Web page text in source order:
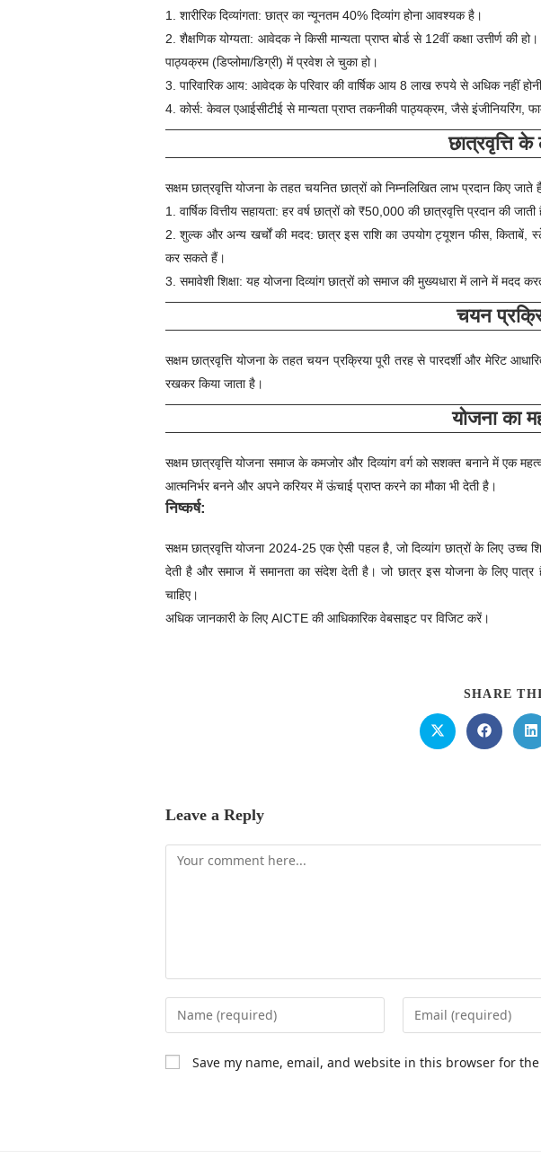
1. शारीरिक दिव्यांगता: छात्र का न्यूनतम 40% दिव्यांग होना आवश्यक है।
2. शैक्षणिक योग्यता: आवेदक ने किसी मान्यता प्राप्त बोर्ड से 12वीं कक्षा उत्तीर्ण की
पाठ्यक्रम (डिप्लोमा/डिग्री) में प्रवेश ले चुका हो।
3. पारिवारिक आय: आवेदक के परिवार की वार्षिक आय 8 लाख रुपये से अधिक नहीं होनी
4. कोर्स: केवल एआईसीटीई से मान्यता प्राप्त तकनीकी पाठ्यक्रम, जैसे इंजीनियरिंग,
छात्रवृत्ति के
सक्षम छात्रवृत्ति योजना के तहत चयनित छात्रों को निम्नलिखित लाभ प्रदान किए जाते
1. वार्षिक वित्तीय सहायता: हर वर्ष छात्रों को ₹50,000 की छात्रवृत्ति प्रदान की
2. शुल्क और अन्य खर्चों की मदद: छात्र इस राशि का उपयोग ट्यूशन फीस,
कर सकते हैं।
3. समावेशी शिक्षा: यह योजना दिव्यांग छात्रों को समाज की मुख्यधारा में लाने में मदद
चयन
सक्षम छात्रवृत्ति योजना के तहत चयन प्रक्रिया पूरी तरह से पारदर्शी और मेरिट
रखकर किया जाता है।
योजना का
सक्षम छात्रवृत्ति योजना समाज के कमजोर और दिव्यांग वर्ग को सशक्त बनाने में एक
आत्मनिर्भर बनने और अपने करियर में ऊंचाई प्राप्त करने का मौका भी देती है।
निष्कर्ष:
सक्षम छात्रवृत्ति योजना 2024-25 एक ऐसी पहल है, जो दिव्यांग छात्रों के लिए उच्च
देती है और समाज में समानता का संदेश देती है। जो छात्र इस योजना के लिए
चाहिए।
अधिक जानकारी के लिए AICTE की आधिकारिक वेबसाइट पर विजिट करें।
SHARE
Leave a Reply
Save my name, email, and website in this browser for